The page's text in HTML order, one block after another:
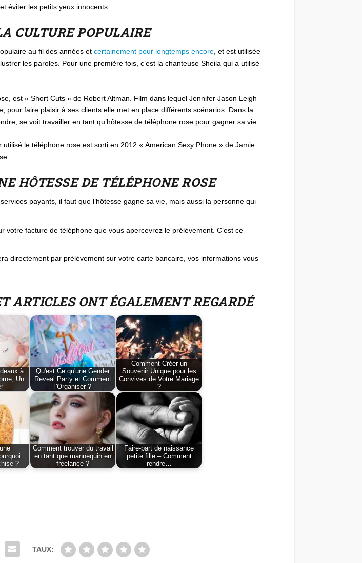
éviter les petits yeux innocents.
CULTURE POPULAIRE
au fil des années et certainement pour longtemps encore , et est utilisée
les paroles. Pour une première fois, c’est la chanteuse Sheila qui a utilisé
est « Short Cuts » de Robert Altman. Film dans lequel Jennifer Jason Leigh
pour faire plaisir à ses clients elle met en place différents scénarios. Dans la
se voit travailler en tant qu’hôtesse de téléphone rose pour gagner sa vie.
le téléphone rose est sorti en 2012 « American Sexy Phone » de Jamie
HÔTESSE DE TÉLÉPHONE ROSE
payants, il faut que l’hôtesse gagne sa vie, mais aussi la personne qui
votre facture de téléphone que vous apercevrez le prélèvement. C’est ce
directement par prélèvement sur votre carte bancaire, vos informations vous
ARTICLES ONT ÉGALEMENT REGARDÉ
à
Un
Qu'est Ce qu'une Gender
Reveal Party et Comment
l'Organiser ?
Comment Créer un
Souvenir Unique pour les
Convives de Votre Mariage
?
?
Comment trouver du travail
en tant que mannequin en
freelance ?
Faire-part de naissance
petite fille – Comment
rendre…
TAUX: